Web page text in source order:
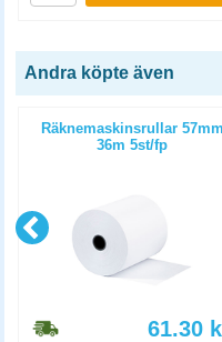
Andra köpte även
Räknemaskinsrullar 57mm
36m 5st/fp
61.30